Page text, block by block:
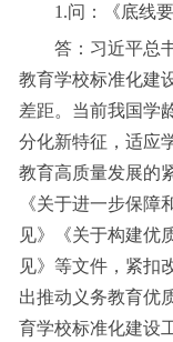
1.问：《底线要
答：习近平总书
教育学校标准化建
差距。当前我国学
分化新特征，适应
教育高质量发展的
《关于进一步保障
见》《关于构建优
见》等文件，紧扣
出推动义务教育优
育学校标准化建设